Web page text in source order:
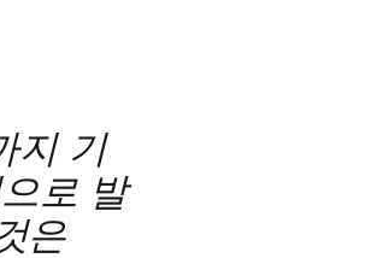
지 기
로 발
은